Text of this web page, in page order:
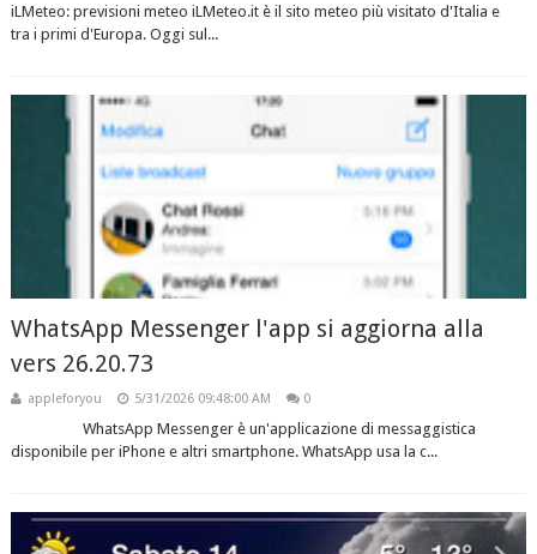
iLMeteo: previsioni meteo iLMeteo.it è il sito meteo più visitato d'Italia e
tra i primi d'Europa. Oggi sul...
WhatsApp Messenger l'app si aggiorna alla
vers 26.20.73
appleforyou 5/31/2026 09:48:00 AM 0
WhatsApp Messenger è un'applicazione di messaggistica
disponibile per iPhone e altri smartphone. WhatsApp usa la c...